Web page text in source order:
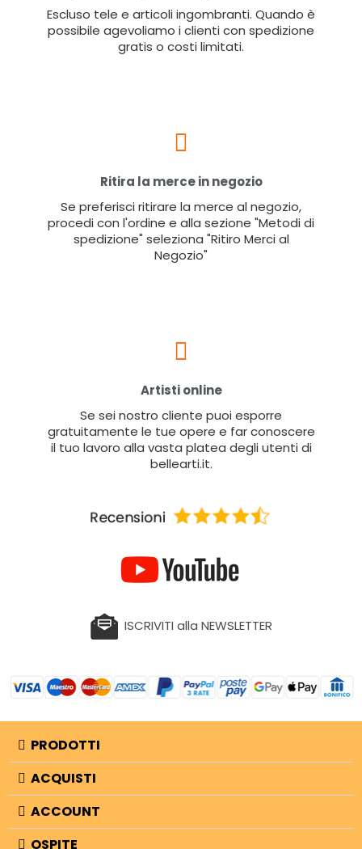
Escluso tele e articoli ingombranti. Quando è
possibile agevoliamo i clienti con spedizione
gratis o costi limitati.
Ritira la merce in negozio
Se preferisci ritirare la merce al negozio,
procedi con l'ordine e alla sezione "Metodi di
spedizione" seleziona "Ritiro Merci al
Negozio"
Artisti online
Se sei nostro cliente puoi esporre
gratuitamente le tue opere e far conoscere
il tuo lavoro alla vasta platea degli utenti di
bellearti.it.
ISCRIVITI alla NEWSLETTER
PRODOTTI
ACQUISTI
ACCOUNT
OSPITE